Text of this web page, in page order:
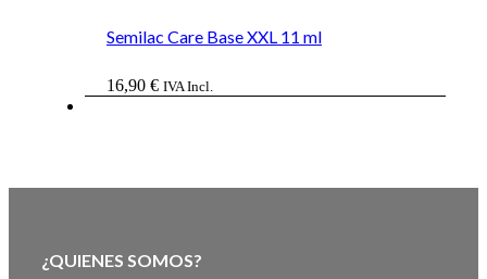
Semilac Care Base XXL 11 ml
16,90 € IVA Incl.
¿QUIENES SOMOS?